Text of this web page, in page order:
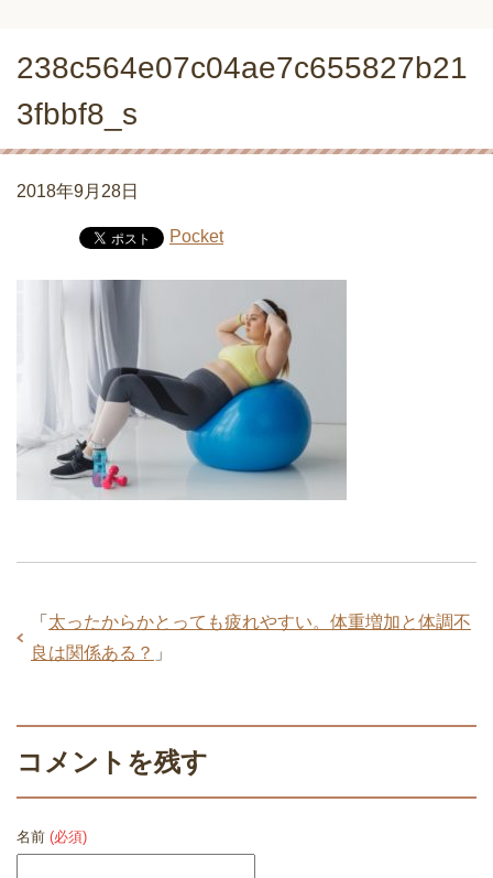
238c564e07c04ae7c655827b21
3fbbf8_s
2018年9月28日
Pocket
「 太ったからかとっても疲れやすい。体重増加と体調不
良は関係ある？ 」
コメントを残す
名前 (必須)